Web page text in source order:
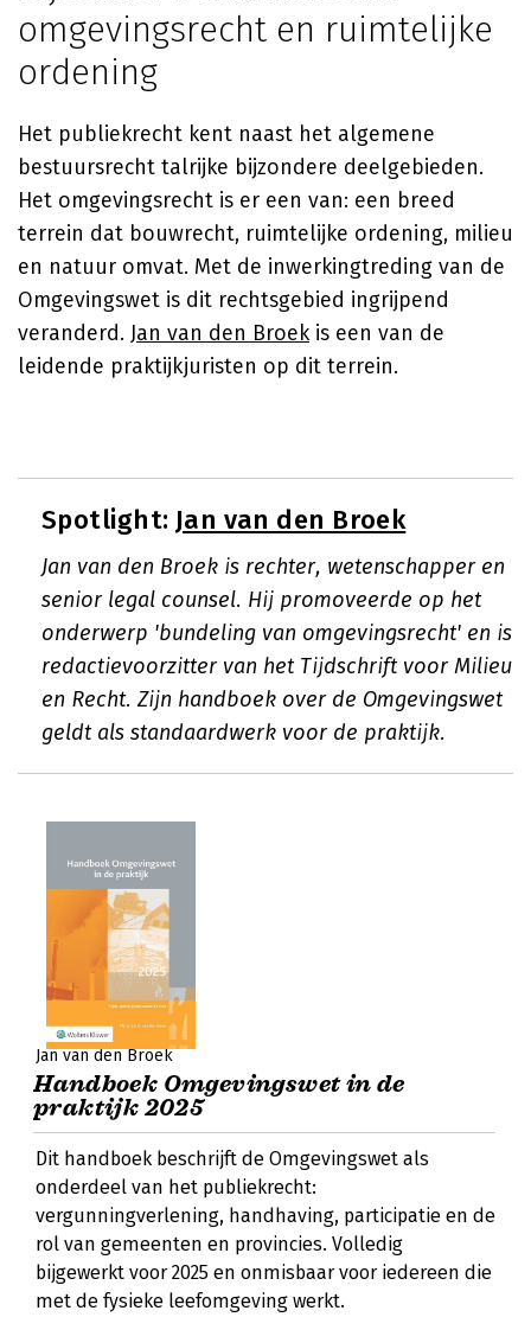
omgevingsrecht en ruimtelijke
ordening
Het publiekrecht kent naast het algemene
bestuursrecht talrijke bijzondere deelgebieden.
Het omgevingsrecht is er een van: een breed
terrein dat bouwrecht, ruimtelijke ordening, milieu
en natuur omvat. Met de inwerkingtreding van de
Omgevingswet is dit rechtsgebied ingrijpend
veranderd. Jan van den Broekis een van de
leidende praktijkjuristen op dit terrein.
Spotlight: Jan van den Broek
Jan van den Broek is rechter, wetenschapper en
senior legal counsel. Hij promoveerde op het
onderwerp 'bundeling van omgevingsrecht' en is
redactievoorzitter van het Tijdschrift voor Milieu
en Recht. Zijn handboek over de Omgevingswet
geldt als standaardwerk voor de praktijk.
Jan van den Broek
Handboek Omgevingswet in de
praktijk 2025
Dit handboek beschrijft de Omgevingswet als
onderdeel van het publiekrecht:
vergunningverlening, handhaving, participatie en de
rol van gemeenten en provincies. Volledig
bijgewerkt voor 2025 en onmisbaar voor iedereen die
met de fysieke leefomgeving werkt.